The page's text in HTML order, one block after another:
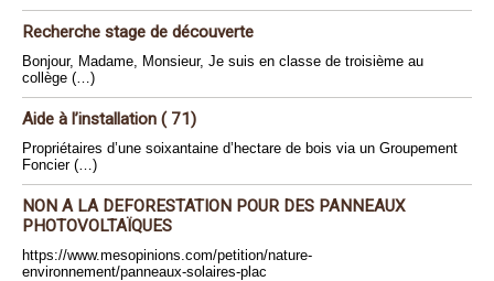
Recherche stage de découverte
Bonjour, Madame, Monsieur, Je suis en classe de troisième au
collège (…)
Aide à l’installation ( 71)
Propriétaires d’une soixantaine d’hectare de bois via un Groupement
Foncier (…)
NON A LA DEFORESTATION POUR DES PANNEAUX
PHOTOVOLTAÏQUES
https://www.mesopinions.com/petition/nature-
environnement/panneaux-solaires-plac